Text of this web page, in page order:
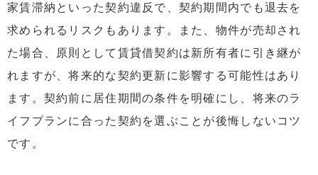
家賃滞納といった契約違反で、契約期間内でも退去を
求められるリスクもあります。また、物件が売却され
た場合、原則として賃貸借契約は新所有者に引き継が
れますが、将来的な契約更新に影響する可能性はあり
ます。契約前に居住期間の条件を明確にし、将来のラ
イフプランに合った契約を選ぶことが後悔しないコツ
です。